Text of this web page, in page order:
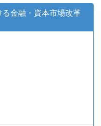
金融・資本市場改革